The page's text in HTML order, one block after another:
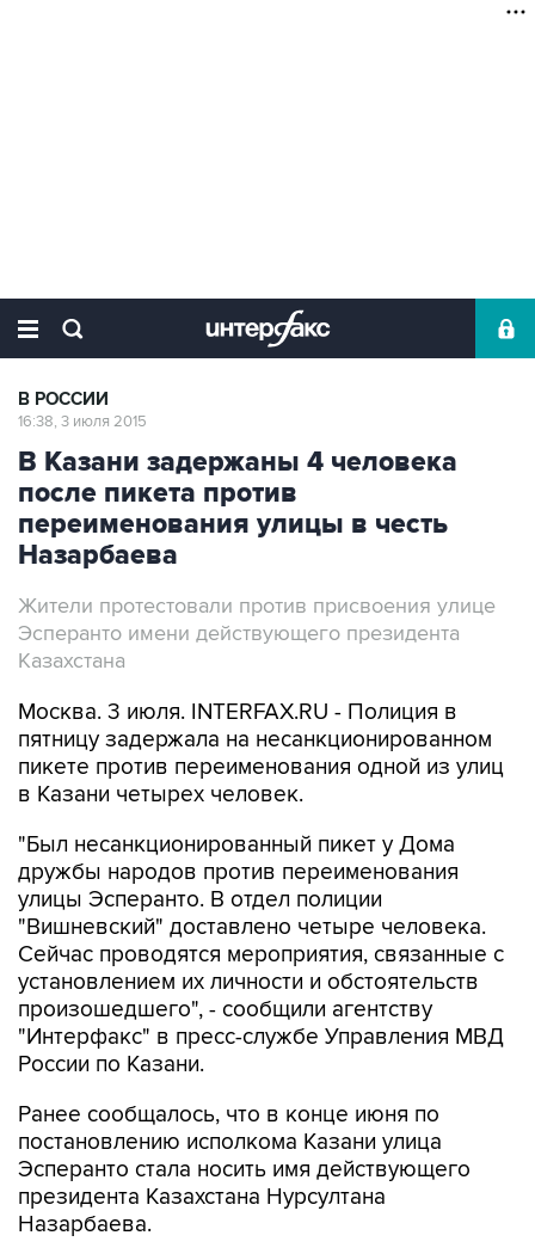
В РОССИИ
16:38, 3 июля 2015
В Казани задержаны 4 человека
после пикета против
переименования улицы в честь
Назарбаева
Жители протестовали против присвоения улице
Эсперанто имени действующего президента
Казахстана
Москва. 3 июля. INTERFAX.RU - Полиция в
пятницу задержала на несанкционированном
пикете против переименования одной из улиц
в Казани четырех человек.
"Был несанкционированный пикет у Дома
дружбы народов против переименования
улицы Эсперанто. В отдел полиции
"Вишневский" доставлено четыре человека.
Сейчас проводятся мероприятия, связанные с
установлением их личности и обстоятельств
произошедшего", - сообщили агентству
"Интерфакс" в пресс-службе Управления МВД
России по Казани.
Ранее сообщалось, что в конце июня по
постановлению исполкома Казани улица
Эсперанто стала носить имя действующего
президента Казахстана Нурсултана
Назарбаева.